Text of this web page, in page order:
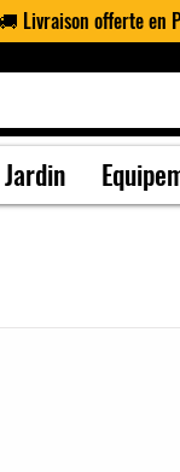
🚚 Livraison offerte en
Jardin